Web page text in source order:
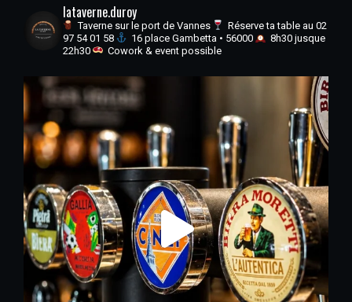
lataverne.duroy
Taverne sur le port de Vannes
Réserve ta table au 02
97 54 01 58
16 place Gambetta • 56000
8h30 jusque
22h30
Cowork & event possible